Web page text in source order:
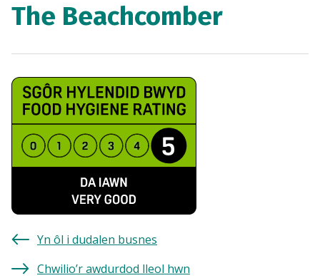
The Beachcomber
Yn ôl i dudalen busnes
Chwilio’r awdurdod lleol hwn